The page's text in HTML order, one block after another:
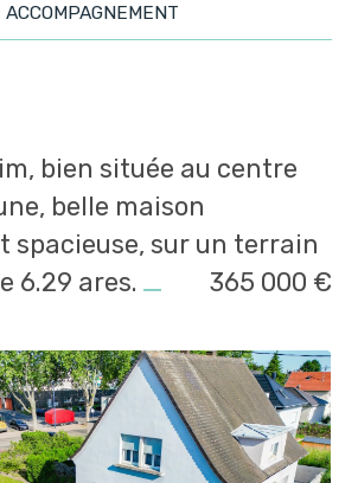
ACCOMPAGNEMENT
bien située au centre
belle maison
spacieuse, sur un terrain
6.29 ares.
365 000 €